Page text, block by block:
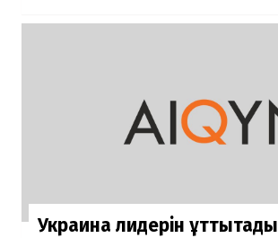
Украина лидерін құттықтады